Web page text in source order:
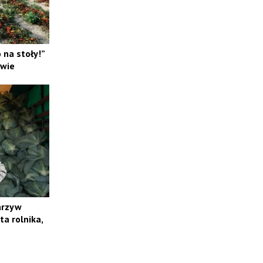
stoły!”
rolnika,